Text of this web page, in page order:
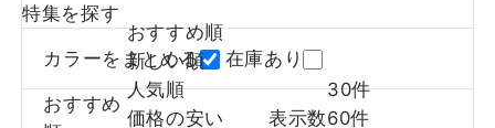
特集を探す
カラーをまとめる 在庫あり
おすすめ
おすすめ順
新しい順
人気順
価格の安い
表示数
30件
60件